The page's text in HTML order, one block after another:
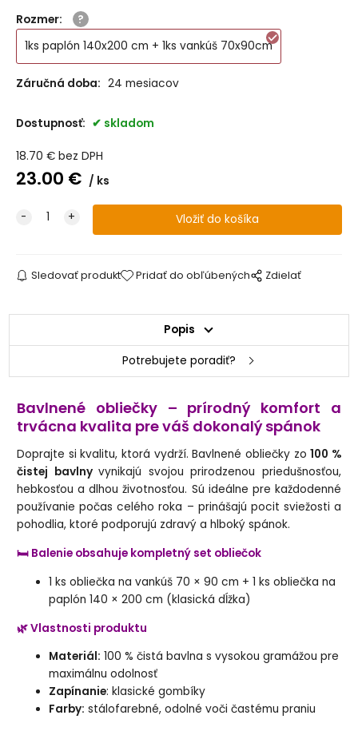
Rozmer:
1ks paplón 140x200 cm + 1ks vankúš 70x90cm
Záručná doba: 24 mesiacov
Dostupnosť: skladom
18.70 € bez DPH
23.00 € ks
Sledovať produkt Pridať do obľúbených Zdielať
Popis
Potrebujete poradiť?
Bavlnené obliečky – prírodný komfort a
trvácna kvalita pre váš dokonalý spánok
Doprajte si kvalitu, ktorá vydrží. Bavlnené obliečky zo100 %
čistej bavlnyvynikajú svojou prirodzenou priedušnosťou,
hebkosťou a dlhou životnosťou. Sú ideálne pre každodenné
používanie počas celého roka – prinášajú pocit sviežosti a
pohodlia, ktoré podporujú zdravý a hlboký spánok.
🛏️ Balenie obsahuje kompletný set obliečok
1 ks obliečka na vankúš 70 × 90 cm + 1 ks obliečka na
paplón 140 × 200 cm (klasická dĺžka)
🌿 Vlastnosti produktu
Materiál: 100 % čistá bavlna s vysokou gramážou pre
maximálnu odolnosť
Zapínanie: klasické gombíky
Farby: stálofarebné, odolné voči častému praniu